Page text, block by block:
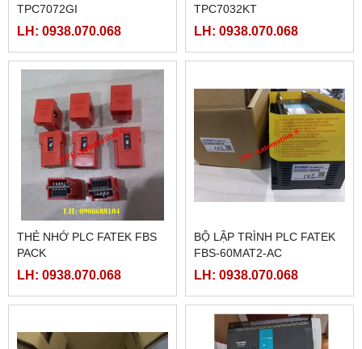
TPC7072GI
LH: 0938.070.068
TPC7032KT
LH: 0938.070.068
THẺ NHỚ PLC FATEK FBS
PACK
LH: 0938.070.068
BỘ LẬP TRÌNH PLC FATEK
FBS-60MAT2-AC
LH: 0938.070.068